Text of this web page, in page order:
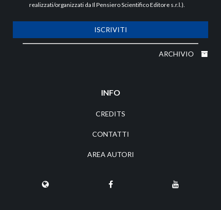
realizzati/organizzati da Il Pensiero Scientifico Editore s.r.l.).
ISCRIVITI
ARCHIVIO
INFO
CREDITS
CONTATTI
AREA AUTORI